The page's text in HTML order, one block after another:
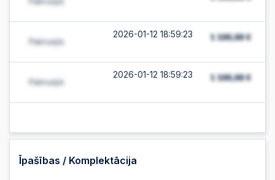
2026-01-12 18:59:23
2026-01-12 18:59:23
2026-01-12 18:59:22
Īpašības / Komplektācija